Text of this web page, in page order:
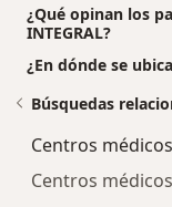
¿Qué opinan los
INTEGRAL?
¿En dónde se ubica
Búsquedas
Centros
Centros